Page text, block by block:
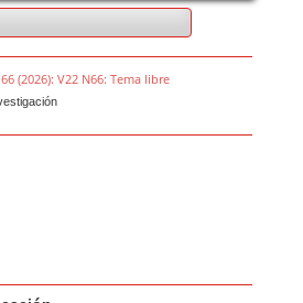
(2026): V22 N66: Tema libre